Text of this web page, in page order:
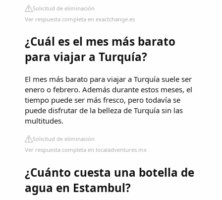
Solicitud de eliminación
Ver respuesta completa en exactchange.es
¿Cuál es el mes más barato
para viajar a Turquía?
El mes más barato para viajar a Turquía suele ser
enero o febrero. Además durante estos meses, el
tiempo puede ser más fresco, pero todavía se
puede disfrutar de la belleza de Turquía sin las
multitudes.
Solicitud de eliminación
Ver respuesta completa en localadventures.mx
¿Cuánto cuesta una botella de
agua en Estambul?